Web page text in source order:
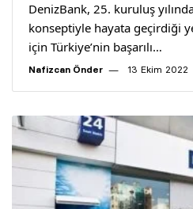
DenizBank, 25. kuruluş
konseptiyle hayata geçirdiği
için Türkiye’nin başarılı…
Nafizcan Önder 13 Ekim 2022